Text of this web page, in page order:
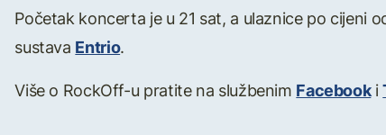
Početak koncerta je u 21 sat, a ulaznice po cijeni
sustava Entrio.
Više o RockOff-u pratite na službenim Facebooki